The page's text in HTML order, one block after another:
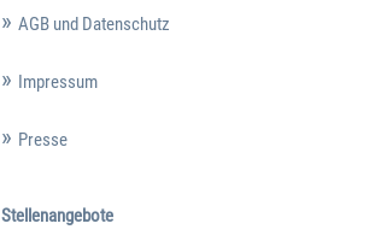
AGB und Datenschutz
Impressum
Presse
Stellenangebote